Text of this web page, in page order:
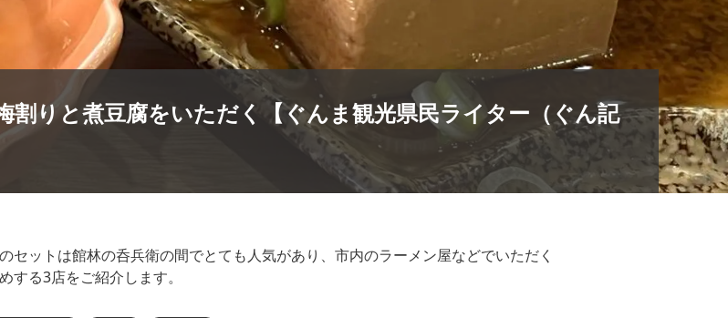
りと煮豆腐をいただく【ぐんま観光県民ライター（ぐん記
ットは館林の呑兵衛の間でとても人気があり、市内のラーメン屋などでいただく
する3店をご紹介します。